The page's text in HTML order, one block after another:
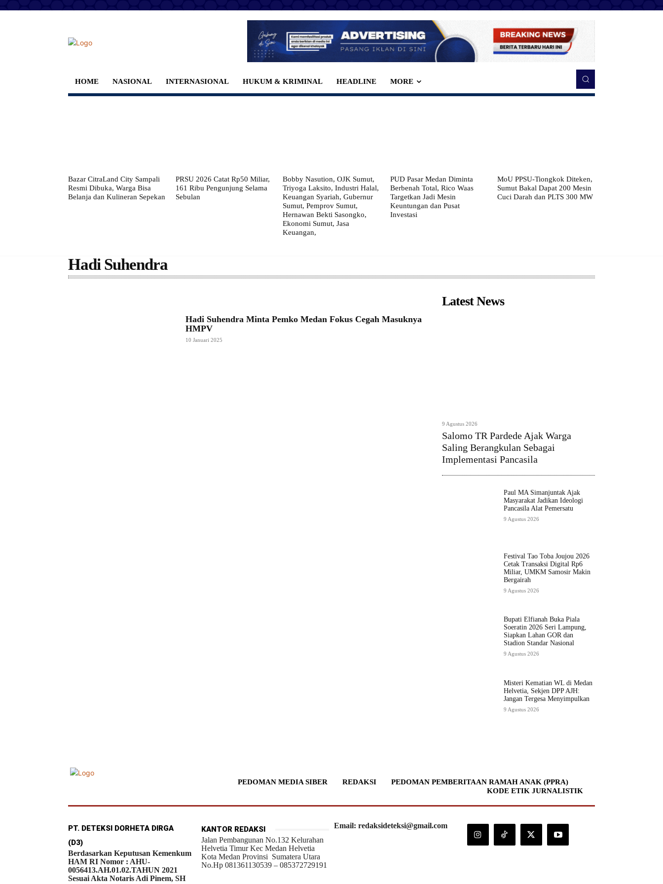
HOME NASIONAL INTERNASIONAL HUKUM & KRIMINAL HEADLINE MORE
Bazar CitraLand City Sampali
Resmi Dibuka, Warga Bisa
Belanja dan Kulineran Sepekan
PRSU 2026 Catat Rp50 Miliar,
161 Ribu Pengunjung Selama
Sebulan
Bobby Nasution, OJK Sumut,
Triyoga Laksito, Industri Halal,
Keuangan Syariah, Gubernur
Sumut, Pemprov Sumut,
Hernawan Bekti Sasongko,
Ekonomi Sumut, Jasa
Keuangan,
PUD Pasar Medan Diminta
Berbenah Total, Rico Waas
Targetkan Jadi Mesin
Keuntungan dan Pusat
Investasi
MoU PPSU-Tiongkok Diteken,
Sumut Bakal Dapat 200 Mesin
Cuci Darah dan PLTS 300 MW
Hadi Suhendra
Hadi Suhendra Minta Pemko Medan Fokus Cegah Masuknya
HMPV
10 Januari 2025
Latest News
9 Agustus 2026
Salomo TR Pardede Ajak Warga
Saling Berangkulan Sebagai
Implementasi Pancasila
Paul MA Simanjuntak Ajak
Masyarakat Jadikan Ideologi
Pancasila Alat Pemersatu
9 Agustus 2026
Festival Tao Toba Joujou 2026
Cetak Transaksi Digital Rp6
Miliar, UMKM Samosir Makin
Bergairah
9 Agustus 2026
Bupati Elfianah Buka Piala
Soeratin 2026 Seri Lampung,
Siapkan Lahan GOR dan
Stadion Standar Nasional
9 Agustus 2026
Misteri Kematian WL di Medan
Helvetia, Sekjen DPP AJH:
Jangan Tergesa Menyimpulkan
9 Agustus 2026
PEDOMAN MEDIA SIBER REDAKSI
PEDOMAN PEMBERITAAN RAMAH ANAK (PPRA)
KODE ETIK JURNALISTIK
PT. DETEKSI DORHETA DIRGA
(D3)
Berdasarkan Keputusan Kemenkum
HAM RI Nomor : AHU-
0056413.AH.01.02.TAHUN 2021
Sesuai Akta Notaris Adi Pinem, SH
KANTOR REDAKSI
Jalan Pembangunan No.132 Kelurahan
Helvetia Timur Kec Medan Helvetia
Kota Medan Provinsi Sumatera Utara
No.Hp 081361130539 – 085372729191
Email: redaksideteksi@gmail.com